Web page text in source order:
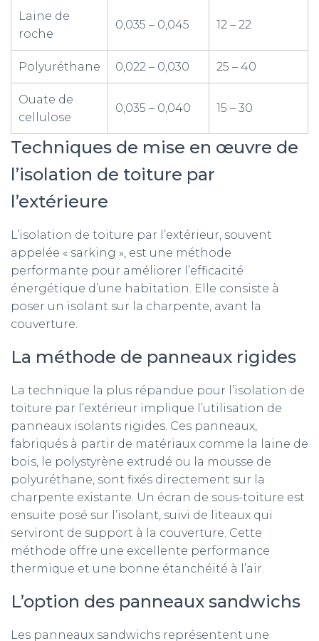
Laine de
roche
0,035 – 0,045 12 – 22
Polyuréthane 0,022 – 0,030 25 – 40
Ouate de
cellulose
0,035 – 0,040 15 – 30
Techniques de mise en œuvre de
l’isolation de toiture par
l’extérieure
L’isolation de toiture par l’extérieur, souvent
appelée « sarking », est une méthode
performante pour améliorer l’efficacité
énergétique d’une habitation. Elle consiste à
poser un isolant sur la charpente, avant la
couverture.
La méthode de panneaux rigides
La technique la plus répandue pour l’isolation de
toiture par l’extérieur implique l’utilisation de
panneaux isolants rigides. Ces panneaux,
fabriqués à partir de matériaux comme la laine de
bois, le polystyrène extrudé ou la mousse de
polyuréthane, sont fixés directement sur la
charpente existante. Un écran de sous-toiture est
ensuite posé sur l’isolant, suivi de liteaux qui
serviront de support à la couverture. Cette
méthode offre une excellente performance
thermique et une bonne étanchéité à l’air.
L’option des panneaux sandwichs
Les panneaux sandwichs représentent une